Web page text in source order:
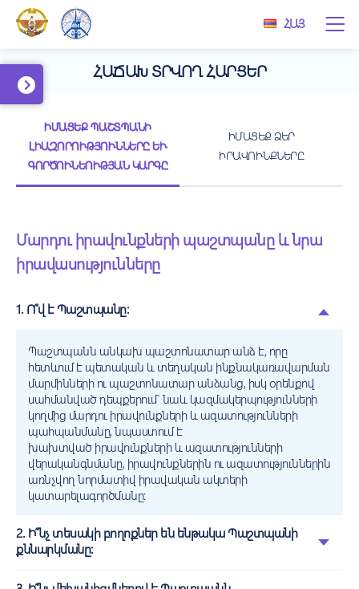
ՀԱՅ
ՀԱՃԱԽ ՏՐՎՈՂ ՀԱՐՑԵՐ
ԻՄԱՑԵՔ ՊԱՇՏՊԱՆԻ
ԼԻԱԶՈՐՈՒԹՅՈՒՆՆԵՐԸ ԵՒ Գ
ՈՐԾՈՒՆԵՈՒԹՅԱՆ ԿԱՐԳԸ
ԻՄԱՑԵՔ ՁԵՐ
ԻՐԱՎՈՒՆՔՆԵՐԸ
Մարդու իրավունքների պաշտպանը և նրա
իրավասությունները
1. Ո՞վ է Պաշտպանը:
Պաշտպանն անկախ պաշտոնատար անձ է, որը
հետևում է պետական և տեղական ինքնակառավարման
մարմինների ու պաշտոնատար անձանց, իսկ օրենքով
սահմանված դեպքերում` նաև կազմակերպությունների
կողմից մարդու իրավունքների և ազատությունների
պահպանմանը, նպաստում է
խախտված իրավունքների և ազատությունների
վերականգնմանը, իրավունքներին ու ազատություններին
առնչվող նորմատիվ իրավական ակտերի
կատարելագործմանը:
2. Ի՞նչ տեսակի բողոքներ են ենթակա Պաշտպանի
քննարկմանը: